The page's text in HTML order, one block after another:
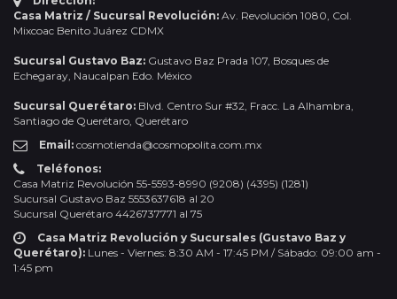
Casa Matriz / Sucursal Revolución: Av. Revolución 1080, Col.
Mixcoac Benito Juárez CDMX
Sucursal Gustavo Baz: Gustavo Baz Prada 107, Bosques de
Echegaray, Naucalpan Edo. México
Sucursal Querétaro: Blvd. Centro Sur #32, Fracc. La Alhambra,
Santiago de Querétaro, Querétaro
Email: cosmotienda@cosmopolita.com.mx
Teléfonos:
Casa Matriz Revolución 55-5593-8990 (9208) (4395) (1281)
Sucursal Gustavo Baz 5553637618 al 20
Sucursal Querétaro 4426737771 al 75
Casa Matriz Revolución y Sucursales (Gustavo Baz y
Querétaro): Lunes - Viernes: 8:30 AM - 17:45 PM / Sábado: 09:00 am -
1:45 pm